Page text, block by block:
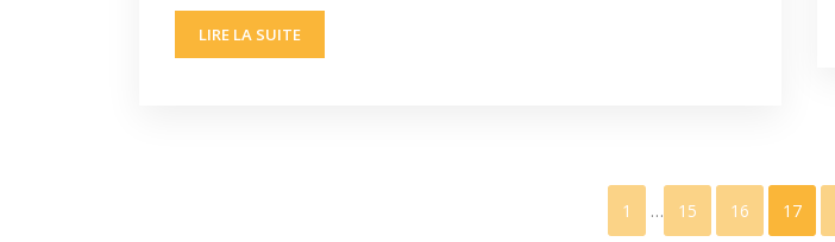
LIRE LA SUITE
1 … 15 16 17